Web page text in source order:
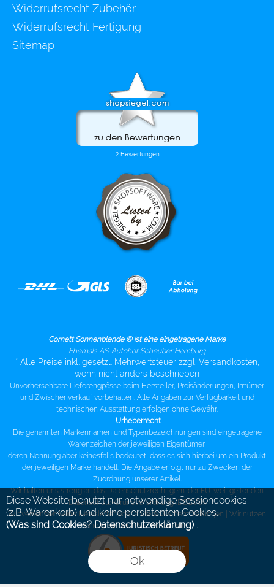
Diese Website benutzt nur notwendige Sessioncookies
(z.B. Warenkorb) und keine persistenten Cookies.
(Was sind Cookies? Datenschutzerklärung) .
Ok
Widerrufsrecht Zubehör
Widerrufsrecht Fertigung
Sitemap
Cornett Sonnenblende ® ist eine eingetragene Marke
Ehemals AS-Autohof Scheuber Hamburg
* Alle Preise inkl. gesetzl. Mehrwertsteuer zzgl. Versandkosten,
wenn nicht anders beschrieben
Unvorhersehbare Lieferengpässe beim Hersteller, Preisänderungen, Irrtümer
und Zwischenverkauf vorbehalten. Alle Angaben zur Verfügbarkeit und
technischen Ausstattung erfolgen ohne Gewähr.
Urheberrecht
Die genannten Markennamen und Typenbezeichnungen sind eingetragene
Warenzeichen der jeweiligen Eigentümer,
deren Nennung aber keinesfalls bedeutet, dass es sich hierbei um ein Produkt
der jeweiligen Marke handelt. Die Angabe erfolgt nur zu Zwecken der
Zuordnung unserer Artikel.
Wir halten uns streng an das Datenschutzrecht gem. der EU-weit geltenden
Datenschutz-Grundverordnung (DSGVO).
Wir versenden keine Newsletter oder andere Werbemitteilungen | Wir nutzen
eine gesicherte SSL Verbindung